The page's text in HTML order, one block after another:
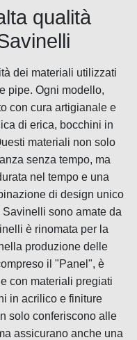
qualità
dei materiali utilizzati
pipe. Ogni modello,
con cura artigianale e
di erica, bocchini in
materiali non solo
senza tempo, ma
nel tempo e una
di design unico
sono amate da
è rinomata per la
produzione delle
il "Panel", è
con materiali pregiati
in acrilico e finiture
solo conferiscono alle
assicurano anche una